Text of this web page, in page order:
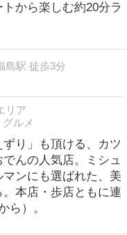
から楽しむ約20分ラ
島駅 徒歩3分
リア
ルメ
り」も頂ける、カツ
んの人気店。ミシュ
ンにも選ばれた、美
本店・歩店ともに連
ら）。